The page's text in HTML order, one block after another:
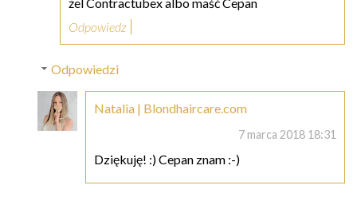
żel Contractubex albo maść Cepan
Odpowiedz
Odpowiedzi
Natalia | Blondhaircare.com
7 marca 2018 18:31
Dziękuję! :) Cepan znam :-)